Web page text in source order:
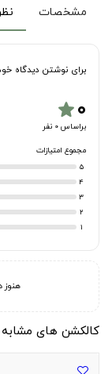
مشخصات
برای نوشتن دیدگاه
۰star
براساس 0 نفر
مجموع امتیازات
5
4
3
2
1
کالکشن های مشابه